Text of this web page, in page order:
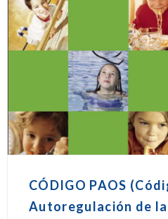
CÓDIGO PAOS
Autoregulación de